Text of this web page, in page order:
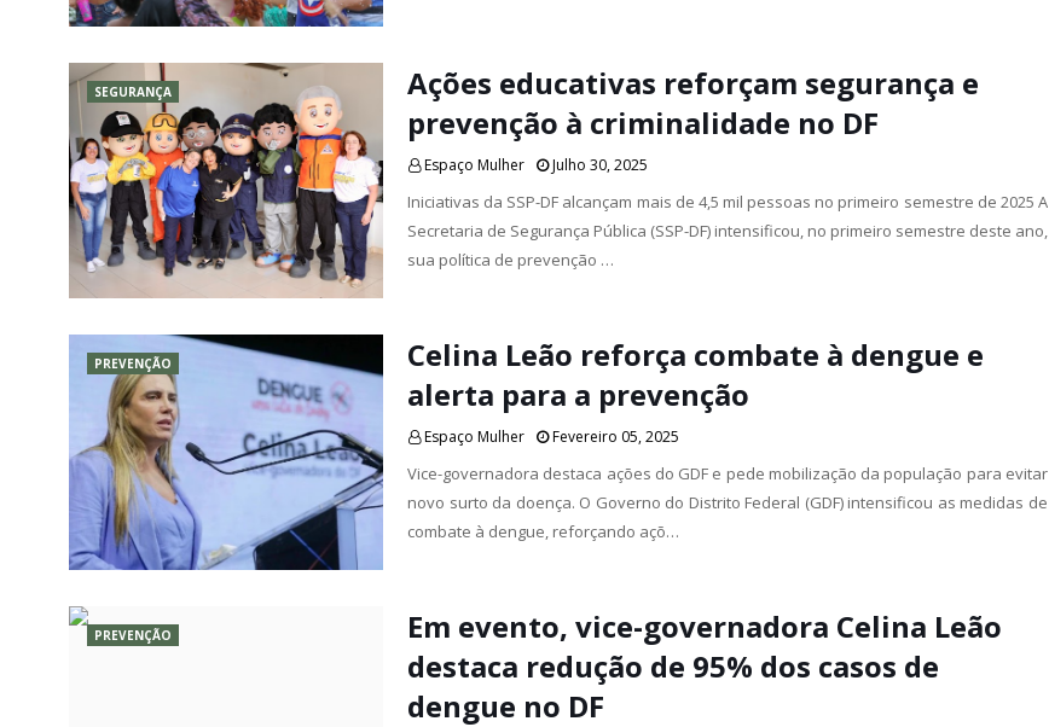
SEGURANÇA
Ações educativas reforçam segurança e
prevenção à criminalidade no DF
Espaço Mulher Julho 30, 2025
Iniciativas da SSP-DF alcançam mais de 4,5 mil pessoas no primeiro semestre de 2025 A
Secretaria de Segurança Pública (SSP-DF) intensificou, no primeiro semestre deste ano,
sua política de prevenção …
PREVENÇÃO
Celina Leão reforça combate à dengue e
alerta para a prevenção
Espaço Mulher Fevereiro 05, 2025
Vice-governadora destaca ações do GDF e pede mobilização da população para evitar
novo surto da doença. O Governo do Distrito Federal (GDF) intensificou as medidas de
combate à dengue, reforçando açõ…
PREVENÇÃO
Em evento, vice-governadora Celina Leão
destaca redução de 95% dos casos de
dengue no DF